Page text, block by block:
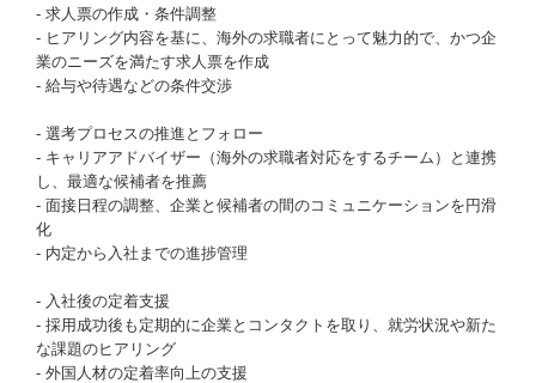
- 求人票の作成・条件調整
- ヒアリング内容を基に、海外の求職者にとって魅力的で、かつ企
業のニーズを満たす求人票を作成
- 給与や待遇などの条件交渉
- 選考プロセスの推進とフォロー
- キャリアアドバイザー（海外の求職者対応をするチーム）と連携
し、最適な候補者を推薦
- 面接日程の調整、企業と候補者の間のコミュニケーションを円滑
化
- 内定から入社までの進捗管理
- 入社後の定着支援
- 採用成功後も定期的に企業とコンタクトを取り、就労状況や新た
な課題のヒアリング
- 外国人材の定着率向上の支援